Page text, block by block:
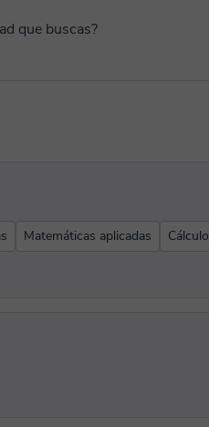
que buscas?
Matemáticas aplicadas Cálculo